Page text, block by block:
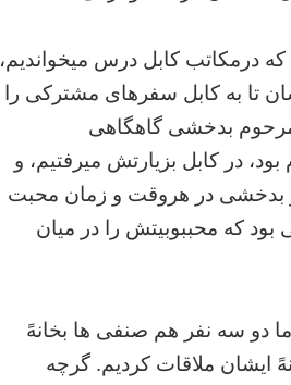
که درمکاتب کابل درس میخواندیم،
تا به کابل سفرهای مشترکی را
بدخشی گاهگاهی
بود، در کابل بزیارتش میرفتیم، و
بدخشی در هروقت و زمان محبت
بود که محببوبیتش را در میان
ما دو سه نفر هم صنفی ها بخانهً
ایشان ملاقات کردیم.گرچه